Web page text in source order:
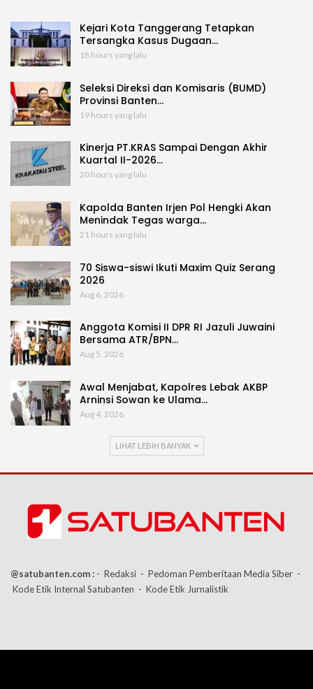
Kejari Kota Tanggerang Tetapkan
Tersangka Kasus Dugaan…
18 hours yang lalu
Seleksi Direksi dan Komisaris (BUMD)
Provinsi Banten…
19 hours yang lalu
Kinerja PT.KRAS Sampai Dengan Akhir
Kuartal II-2026…
20 hours yang lalu
Kapolda Banten Irjen Pol Hengki Akan
Menindak Tegas warga…
21 hours yang lalu
70 Siswa-siswi Ikuti Maxim Quiz Serang
2026
Aug 6, 2026
Anggota Komisi II DPR RI Jazuli Juwaini
Bersama ATR/BPN…
Aug 5, 2026
Awal Menjabat, Kapolres Lebak AKBP
Arninsi Sowan ke Ulama…
Aug 4, 2026
LIHAT LEBIH BANYAK
@satubanten.com : - Redaksi - Pedoman Pemberitaan Media Siber -
Kode Etik Internal Satubanten - Kode Etik Jurnalistik